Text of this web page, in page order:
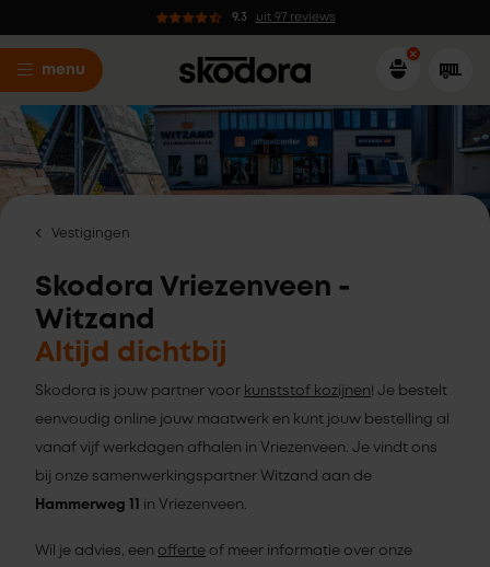
9.3 uit 97 reviews
menu
Vestigingen
Skodora Vriezenveen -
Witzand
Altijd dichtbij
Skodora is jouw partner voor kunststof kozijnen! Je bestelt
eenvoudig online jouw maatwerk en kunt jouw bestelling al
vanaf vijf werkdagen afhalen in Vriezenveen. Je vindt ons
bij onze samenwerkingspartner Witzand aan de
Hammerweg 11 in Vriezenveen.
Wil je advies, een offerte of meer informatie over onze